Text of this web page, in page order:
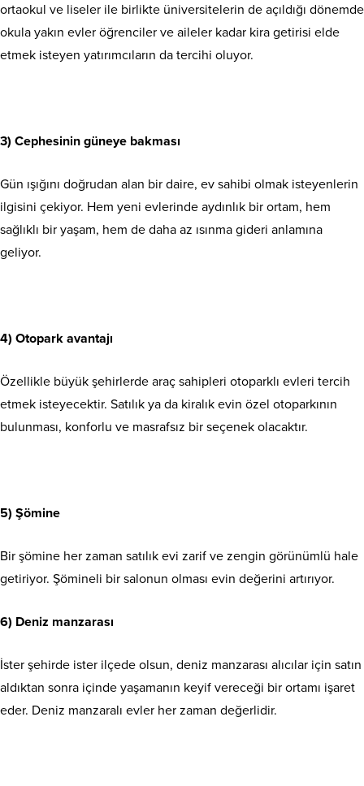
ortaokul ve liseler ile birlikte üniversitelerin de açıldığı dönemde
okula yakın evler öğrenciler ve aileler kadar kira getirisi elde
etmek isteyen yatırımcıların da tercihi oluyor.
3) Cephesinin güneye bakması
Gün ışığını doğrudan alan bir daire, ev sahibi olmak isteyenlerin
ilgisini çekiyor. Hem yeni evlerinde aydınlık bir ortam, hem
sağlıklı bir yaşam, hem de daha az ısınma gideri anlamına
geliyor.
4) Otopark avantajı
Özellikle büyük şehirlerde araç sahipleri otoparklı evleri tercih
etmek isteyecektir. Satılık ya da kiralık evin özel otoparkının
bulunması, konforlu ve masrafsız bir seçenek olacaktır.
5) Şömine
Bir şömine her zaman satılık evi zarif ve zengin görünümlü hale
getiriyor. Şömineli bir salonun olması evin değerini artırıyor.
6) Deniz manzarası
İster şehirde ister ilçede olsun, deniz manzarası alıcılar için satın
aldıktan sonra içinde yaşamanın keyif vereceği bir ortamı işaret
eder. Deniz manzaralı evler her zaman değerlidir.